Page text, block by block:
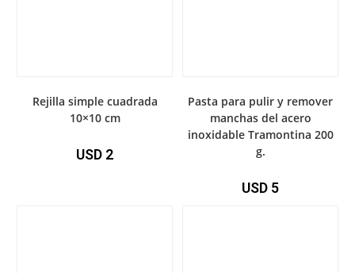
Rejilla simple cuadrada
10×10 cm
USD 2
Pasta para pulir y remover
manchas del acero
inoxidable Tramontina 200
g.
USD 5